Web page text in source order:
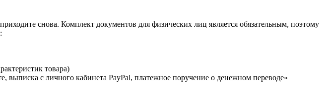
снова. Комплект документов для физических лиц является обязательным, поэтому
товара)
выписка с личного кабинета PayPal, платежное поручение о денежном переводе»